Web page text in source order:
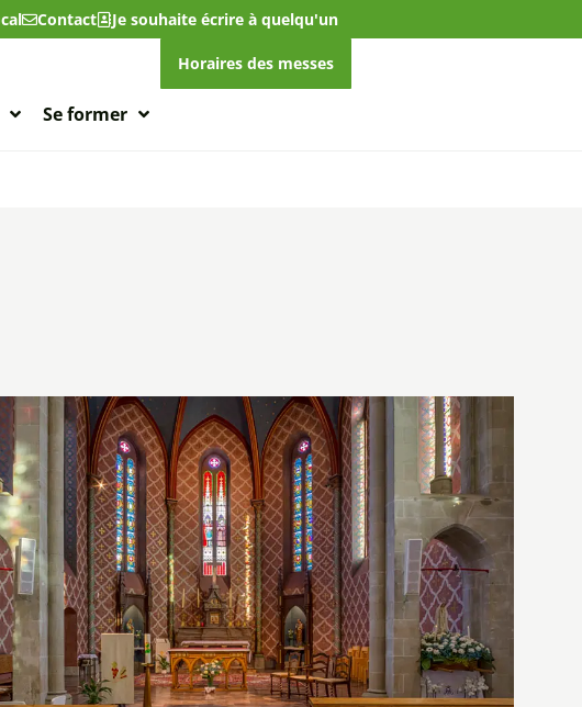
Contact Je souhaite écrire à quelqu'un
Se former
Horaires des messes